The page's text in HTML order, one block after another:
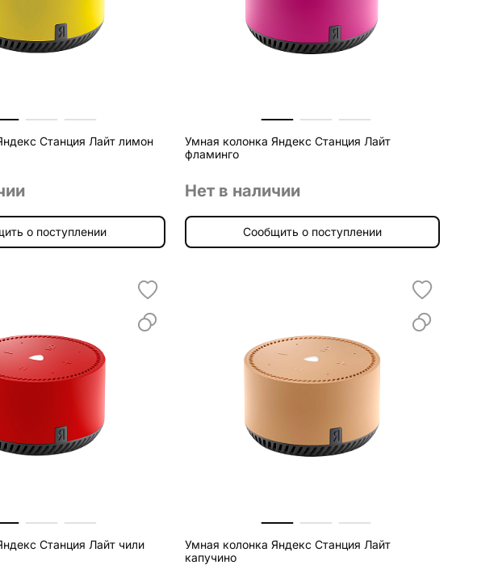
Станция Лайт лимон
о поступлении
Умная колонка Яндекс Станция Лайт
фламинго
Нет в наличии
Сообщить о поступлении
Станция Лайт чили
Умная колонка Яндекс Станция Лайт
капучино